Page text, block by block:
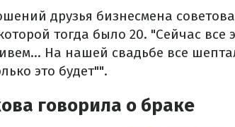
друзья бизнесмена
тогда было 20. "Сейчас все
На нашей свадьбе все
это будет"".
говорила о браке